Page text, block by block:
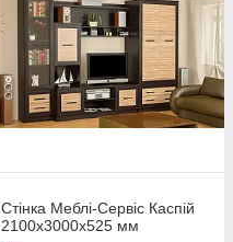
Стінка Меблі-Сервіс Каспій
2100х3000х525 мм